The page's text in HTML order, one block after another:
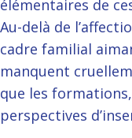
élémentaires de
Au-delà de
cadre familial
manquent
que les
perspectives